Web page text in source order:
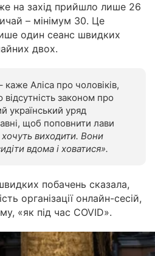
на захід прийшло лише 26
– мінімум 30. Це
один сеанс швидких
двох.
каже Аліса про чоловіків,
законом про
український уряд
щоб поповнити лави
виходити. Вони
вдома і ховатися».
побачень сказала,
організації онлайн-сесій,
«як під час COVID».